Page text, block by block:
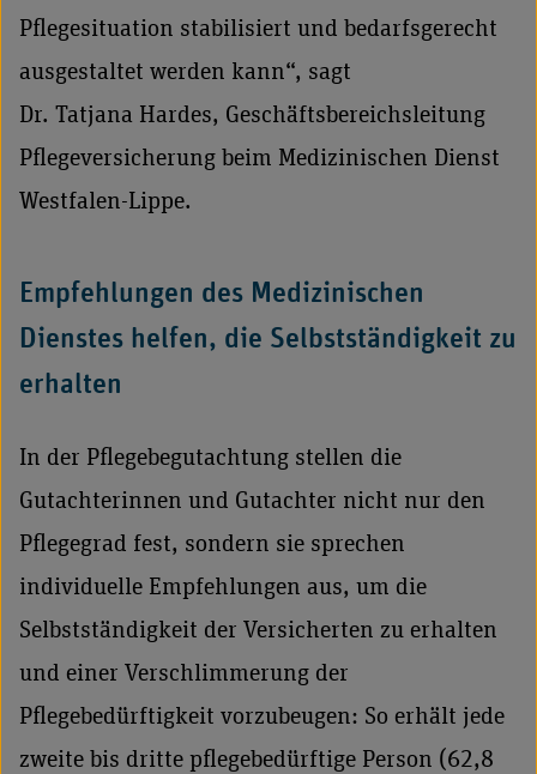
Pflegesituation stabilisiert und bedarfsgerecht
ausgestaltet werden kann“, sagt
Dr. Tatjana Hardes, Geschäftsbereichsleitung
Pflegeversicherung beim Medizinischen Dienst
Westfalen-Lippe.
Empfehlungen des Medizinischen
Dienstes helfen, die Selbstständigkeit zu
erhalten
In der Pflegebegutachtung stellen die
Gutachterinnen und Gutachter nicht nur den
Pflegegrad fest, sondern sie sprechen
individuelle Empfehlungen aus, um die
Selbstständigkeit der Versicherten zu erhalten
und einer Verschlimmerung der
Pflegebedürftigkeit vorzubeugen: So erhält jede
zweite bis dritte pflegebedürftige Person (62,8